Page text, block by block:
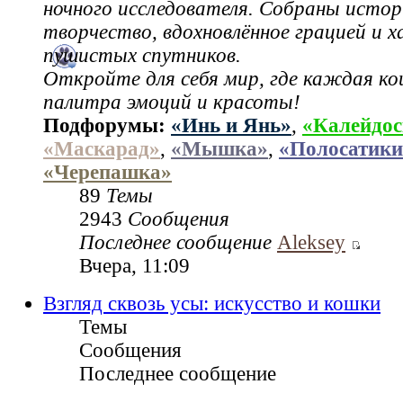
ночного исследователя. Собраны
творчество, вдохновлённое грацией и
пушистых спутников.
Откройте для себя мир, где каждая
палитра эмоций и красоты!
Подфорумы: «Инь и Янь»,
«Маскарад», «Мышка»,
«Черепашка»
89 Темы
2943 Сообщения
Последнее сообщение Aleksey
Вчера, 11:09
Взгляд сквозь усы: искусство и кошки
Темы
Сообщения
Последнее сообщение